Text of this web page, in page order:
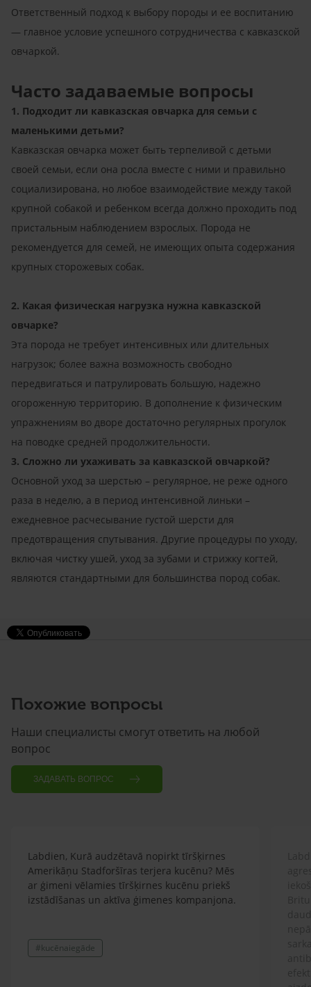
Ответственный подход к выбору породы и ее воспитанию
— главное условие успешного сотрудничества с кавказской
овчаркой.
Часто задаваемые вопросы
1. Подходит ли кавказская овчарка для семьи с
маленькими детьми?
Кавказская овчарка может быть терпеливой с детьми
своей семьи, если она росла вместе с ними и правильно
социализирована, но любое взаимодействие между такой
крупной собакой и ребенком всегда должно проходить под
пристальным наблюдением взрослых. Порода не
рекомендуется для семей, не имеющих опыта содержания
крупных сторожевых собак.
2. Какая физическая нагрузка нужна кавказской
овчарке?
Эта порода не требует интенсивных или длительных
нагрузок; более важна возможность свободно
передвигаться и патрулировать большую, надежно
огороженную территорию. В дополнение к физическим
упражнениям во дворе достаточно регулярных прогулок
на поводке средней продолжительности.
3. Сложно ли ухаживать за кавказской овчаркой?
Основной уход за шерстью – регулярное, не реже одного
раза в неделю, а в период интенсивной линьки –
ежедневное расчесывание густой шерсти для
предотвращения спутывания. Другие процедуры по уходу,
включая чистку ушей, уход за зубами и стрижку когтей,
являются стандартными для большинства пород собак.
Похожие вопросы
Наши специалисты смогут ответить на любой
вопрос
ЗАДАВАТЬ ВОПРОС
Labdien, Kurā audzētavā nopirkt tīršķirnes
Amerikāņu Stadforšīras terjera kucēnu? Mēs
ar ģimeni vēlamies tīršķirnes kucēnu priekš
izstādīšanas un aktīva ģimenes kompanjona.
#kucēnaiegāde